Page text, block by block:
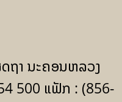
ດຖາ ນະຄອນຫລວງ
500 ແຟັກ : (856-